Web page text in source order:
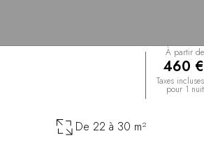
À partir de
460 €
Taxes incluses
pour 1 nuit
De 22 à 30 m²